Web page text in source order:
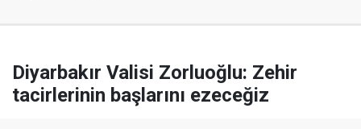
Diyarbakır Valisi Zorluoğlu: Zehir
tacirlerinin başlarını ezeceğiz